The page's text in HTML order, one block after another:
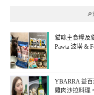
🔎
貓咪主食糧及
Pawta 波塔 &
YBARRA 益
雞肉沙拉料理。